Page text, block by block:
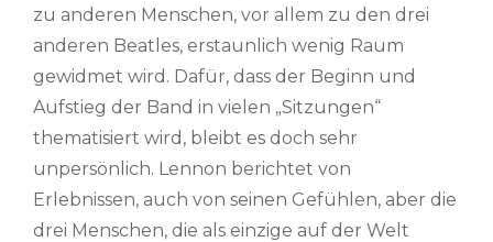
zu anderen Menschen, vor allem zu den drei
anderen Beatles, erstaunlich wenig Raum
gewidmet wird. Dafür, dass der Beginn und
Aufstieg der Band in vielen „Sitzungen“
thematisiert wird, bleibt es doch sehr
unpersönlich. Lennon berichtet von
Erlebnissen, auch von seinen Gefühlen, aber die
drei Menschen, die als einzige auf der Welt